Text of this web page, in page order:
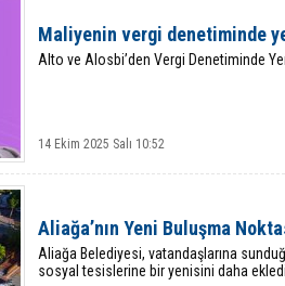
Maliyenin vergi denetiminde
Alto ve Alosbi’den Vergi Denetiminde
14 Ekim 2025 Salı 10:52
Aliağa’nın Yeni Buluşma
Aliağa Belediyesi, vatandaşlarına
sosyal tesislerine bir yenisini daha